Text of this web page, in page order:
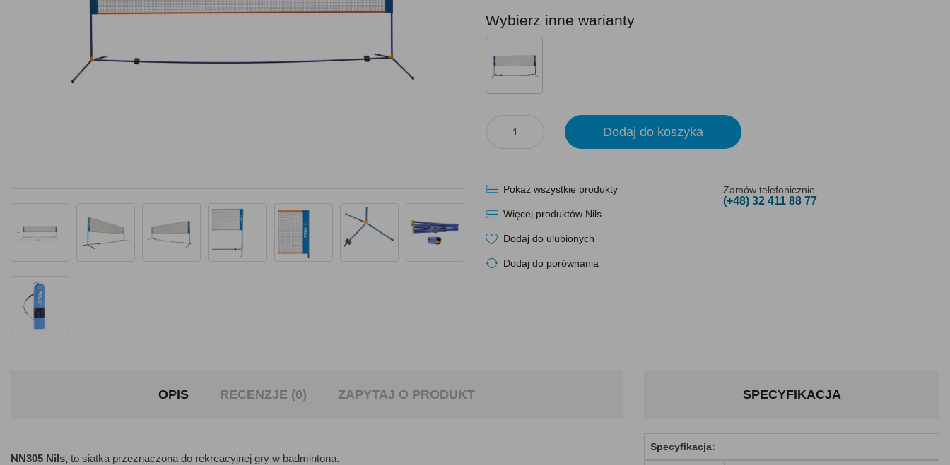
Wybierz inne warianty
Dodaj do koszyka
Pokaż wszystkie produkty
Więcej produktów Nils
Dodaj do ulubionych
Dodaj do porównania
Zamów telefonicznie
(+48) 32 411 88 77
OPIS RECENZJE (0) ZAPYTAJ O PRODUKT
NN305 Nils, to siatka przeznaczona do rekreacyjnej gry w badmintona.
SPECYFIKACJA
Specyfikacja: